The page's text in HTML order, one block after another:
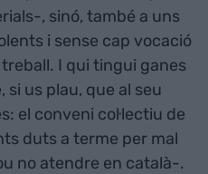
, sinó, també a uns
i sense cap vocació
treball. I qui tingui ganes
us plau, que al seu
el conveni col·lectiu de
duts a terme per mal
no atendre en català-.